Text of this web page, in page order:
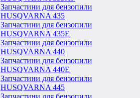
Запчастини для бензопили
HUSQVARNA 435
Запчастини для бензопили
HUSQVARNA 435E
Запчастини для бензопили
HUSQVARNA 440
Запчастини для бензопили
HUSQVARNA 440Е
Запчастини для бензопили
HUSQVARNA 445
Запчастини для бензопили